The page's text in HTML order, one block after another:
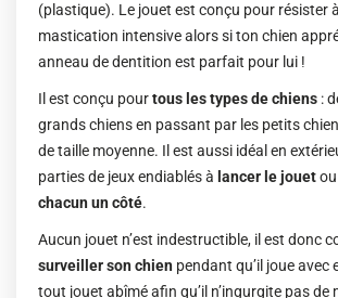
(plastique). Le jouet est conçu pour résister
mastication intensive alors si ton chien
anneau de dentition est parfait pour lui !
Il est conçu pourtous les types de chiens :
grands chiens en passant par les petits
de taille moyenne. Il est aussi idéal en
parties de jeux endiablés à lancer le jouet
chacun un côté.
Aucun jouet n’est indestructible, il est donc
surveiller son chien pendant qu’il joue avec
tout jouet abîmé afin qu’il n’ingurgite pas de